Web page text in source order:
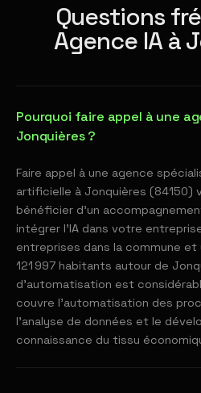
Questions
Agence IA à
Pourquoi faire appel à une
Jonquières ?
Faire appel à une agence
artificielle à Jonquières (84150)
bénéficier d'un
intégrer l'IA dans votre
entreprises dans la commune et
121 997 habitants autour de
d'automatisation est
couvre l'automatisation des
l'analyse de données et le
connaissance du tissu